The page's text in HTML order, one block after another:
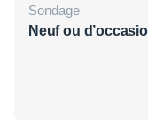
Sondage
Neuf ou